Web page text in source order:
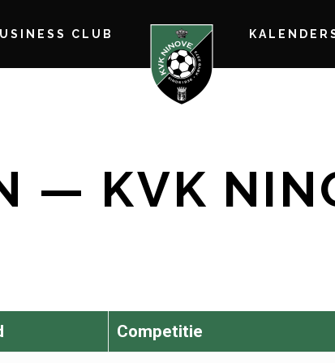
CLUB
— KVK
Competitie